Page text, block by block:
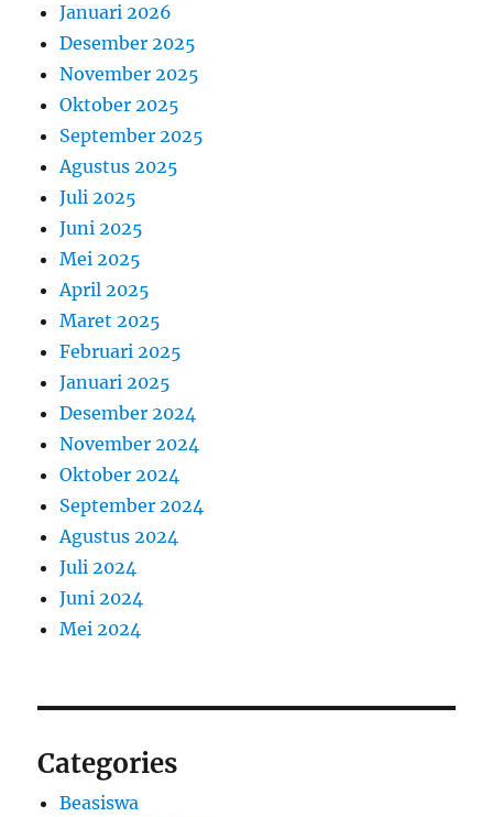
Januari 2026
Desember 2025
November 2025
Oktober 2025
September 2025
Agustus 2025
Juli 2025
Juni 2025
Mei 2025
April 2025
Maret 2025
Februari 2025
Januari 2025
Desember 2024
November 2024
Oktober 2024
September 2024
Agustus 2024
Juli 2024
Juni 2024
Mei 2024
Categories
Beasiswa